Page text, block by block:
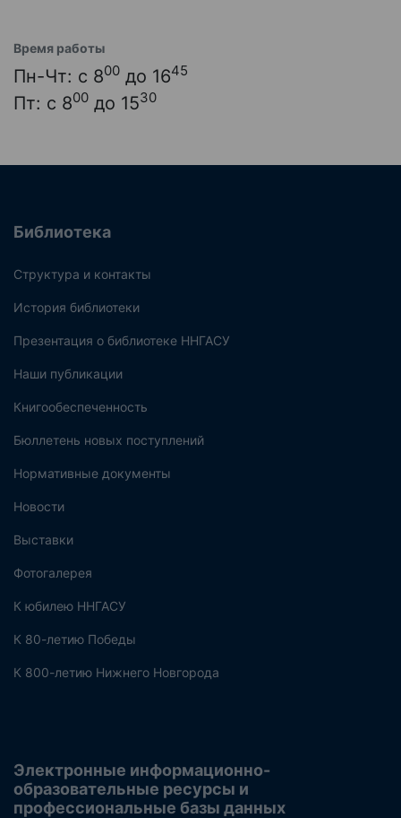
Время работы
Пн-Чт: с 800 до 1645
Пт: с 800 до 1530
Библиотека
Структура и контакты
История библиотеки
Презентация о библиотеке ННГАСУ
Наши публикации
Книгообеспеченность
Бюллетень новых поступлений
Нормативные документы
Новости
Выставки
Фотогалерея
К юбилею ННГАСУ
К 80-летию Победы
К 800-летию Нижнего Новгорода
Электронные информационно-
образовательные ресурсы и
профессиональные базы данных